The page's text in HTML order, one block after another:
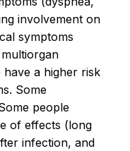
involvement on
symptoms
a higher risk
Some
people
of effects (long
infection, and